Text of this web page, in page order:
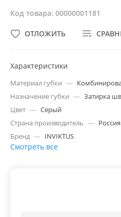
Код товара: 00000001181
ОТЛОЖИТЬ
Характеристики
Материал губки —
Назначение губки — Затирка
Цвет — Серый
Страна производитель — Россия
Бренд — INVIKTUS
Смотреть все